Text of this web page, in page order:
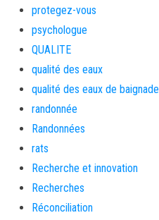
protegez-vous
psychologue
QUALITE
qualité des eaux
qualité des eaux de baignade
randonnée
Randonnées
rats
Recherche et innovation
Recherches
Réconciliation